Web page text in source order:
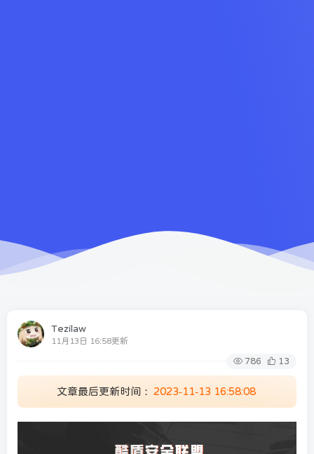
Tezilaw
11月13日 16:58更新
786 13
文章最后更新时间： 2023-11-13 16:58:08